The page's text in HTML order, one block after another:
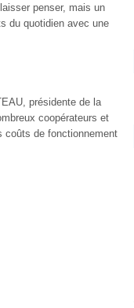
penser, mais un
du quotidien avec une
présidente de la
coopérateurs et
coûts de fonctionnement